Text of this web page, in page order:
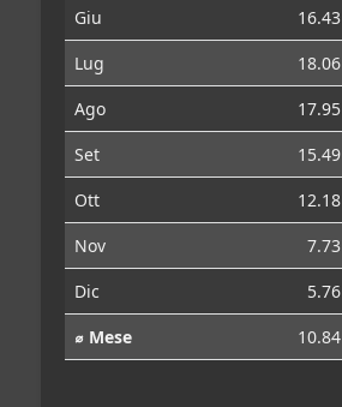
Giu
16.43
Lug
18.06
Ago
17.95
Set
15.49
Ott
12.18
Nov
7.73
Dic
5.76
⌀ Mese
10.84